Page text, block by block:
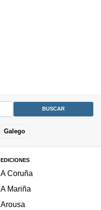
Galego
EDICIONES
A Coruña
A Mariña
Arousa